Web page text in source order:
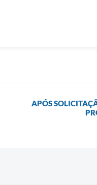
APÓS